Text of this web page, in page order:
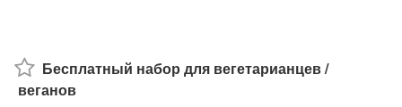
Бесплатный набор для вегетарианцев /
веганов